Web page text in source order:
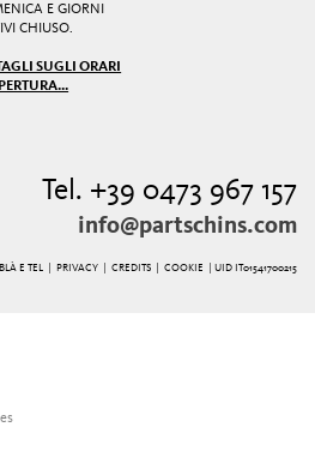
E GIORNI
CHIUSO.
SUGLI ORARI
Tel. +39 0473 967 157
info@partschins.com
E TEL | PRIVACY| CREDITS| COOKIE | UID IT01541700215